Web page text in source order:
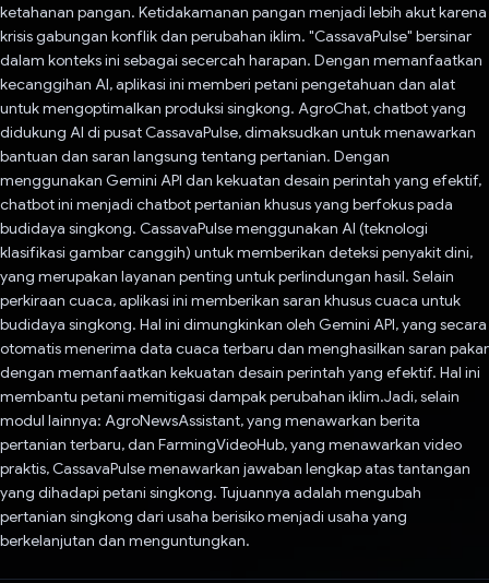
ketahanan pangan. Ketidakamanan pangan menjadi lebih akut karena
krisis gabungan konflik dan perubahan iklim. "CassavaPulse" bersinar
dalam konteks ini sebagai secercah harapan. Dengan memanfaatkan
kecanggihan AI, aplikasi ini memberi petani pengetahuan dan alat
untuk mengoptimalkan produksi singkong. AgroChat, chatbot yang
didukung AI di pusat CassavaPulse, dimaksudkan untuk menawarkan
bantuan dan saran langsung tentang pertanian. Dengan
menggunakan Gemini API dan kekuatan desain perintah yang efektif,
chatbot ini menjadi chatbot pertanian khusus yang berfokus pada
budidaya singkong. CassavaPulse menggunakan AI (teknologi
klasifikasi gambar canggih) untuk memberikan deteksi penyakit dini,
yang merupakan layanan penting untuk perlindungan hasil. Selain
perkiraan cuaca, aplikasi ini memberikan saran khusus cuaca untuk
budidaya singkong. Hal ini dimungkinkan oleh Gemini API, yang secara
otomatis menerima data cuaca terbaru dan menghasilkan saran pakar
dengan memanfaatkan kekuatan desain perintah yang efektif. Hal ini
membantu petani memitigasi dampak perubahan iklim.Jadi, selain
modul lainnya: AgroNewsAssistant, yang menawarkan berita
pertanian terbaru, dan FarmingVideoHub, yang menawarkan video
praktis, CassavaPulse menawarkan jawaban lengkap atas tantangan
yang dihadapi petani singkong. Tujuannya adalah mengubah
pertanian singkong dari usaha berisiko menjadi usaha yang
berkelanjutan dan menguntungkan.